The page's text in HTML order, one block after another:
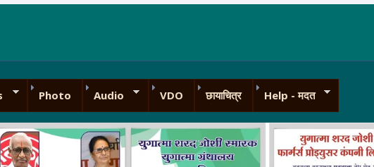
Photo Audio VDO छायाचित्र Help - मदत